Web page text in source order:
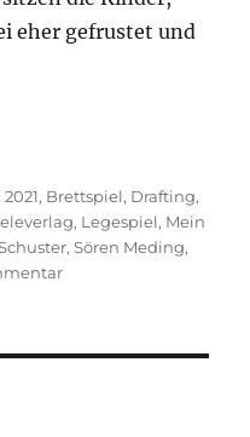
eher gefrustet und
Schlagwörter
2021, Brettspiel, Drafting,
, Legespiel, Mein
,Sören Meding,
zu